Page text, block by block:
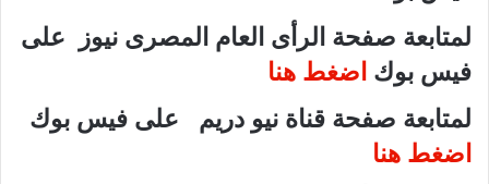
لمتابعة صفحة الرأى العام المصرى نيوز على
فيس بوك اضغط هنا
لمتابعة صفحة قناة نيو دريم على فيس بوك
اضغط هنا